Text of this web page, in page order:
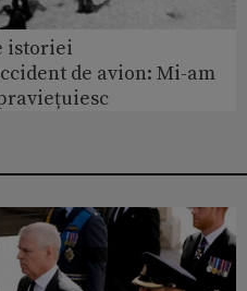
istoriei
de avion: Mi-am